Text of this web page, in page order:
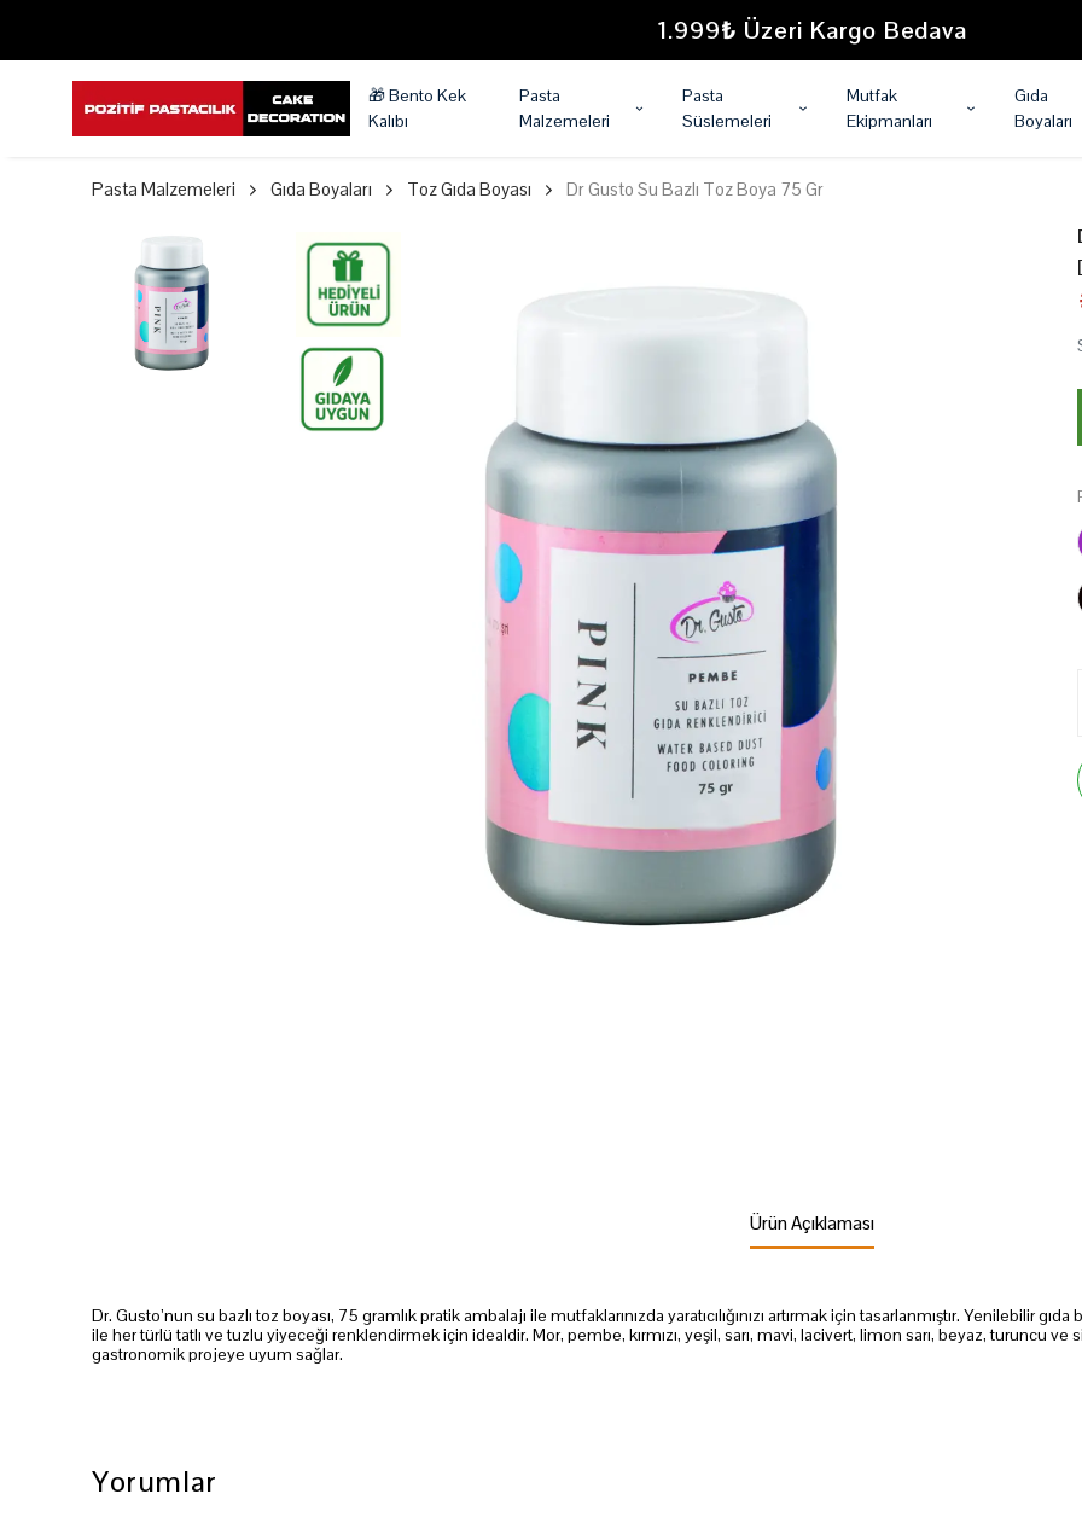
1.999₺ Üzeri Kargo Bedava
🎁 Bento Kek
Kalıbı
Pasta
Malzemeleri
Pasta
Süslemeleri
Mutfak
Ekipmanları
Gıda
Boyaları
Pasta Malzemeleri Gıda Boyaları Toz Gıda Boyası Dr Gusto Su Bazlı Toz Boya 75 Gr
Ürün Açıklaması
Dr. Gusto’nun su bazlı toz boyası, 75 gramlık pratik ambalajı ile mutfaklarınızda yaratıcılığınızı artırmak için tasarlanmıştır. Yenilebilir
ile her türlü tatlı ve tuzlu yiyeceği renklendirmek için idealdir. Mor, pembe, kırmızı, yeşil, sarı, mavi, lacivert, limon sarı, beyaz, turuncu
gastronomik projeye uyum sağlar.
Yorumlar